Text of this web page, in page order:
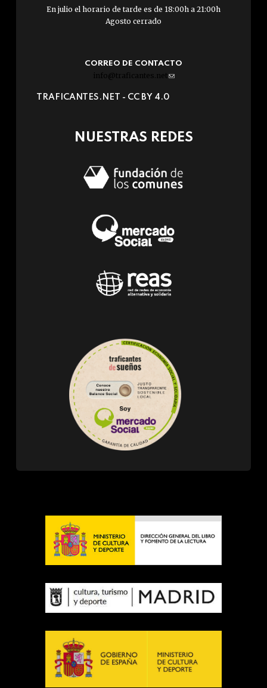
En julio el horario de tarde es de 18:00h a 21:00h
Agosto cerrado
CORREO DE CONTACTO
info@traficantes.net (link
e-
TRAFICANTES.NET - CC BY 4.0
NUESTRAS REDES